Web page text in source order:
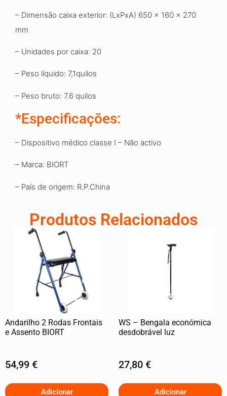
– Dimensão caixa exterior: (LxPxA) 650 x 160 x 270
mm
– Unidades por caixa: 20
– Peso líquido: 7,1quilos
– Peso bruto: 7.6 quilos
*Especificações:
– Dispositivo médico classe I – Não activo
– Marca: BIORT
– País de origem: R.P.China
Produtos Relacionados
Andarilho 2 Rodas Frontais
e Assento BIORT
54,99 €
Adicionar
WS – Bengala económica
desdobrável luz
27,80 €
Adicionar